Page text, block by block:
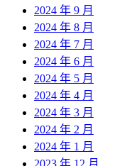
2024 年 9 月
2024 年 8 月
2024 年 7 月
2024 年 6 月
2024 年 5 月
2024 年 4 月
2024 年 3 月
2024 年 2 月
2024 年 1 月